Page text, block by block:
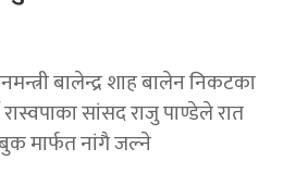
बालेन्द्र शाह बालेन निकटका
रास्वपाका सांसद राजु पाण्डेले रात
मार्फत नांगै जल्ने